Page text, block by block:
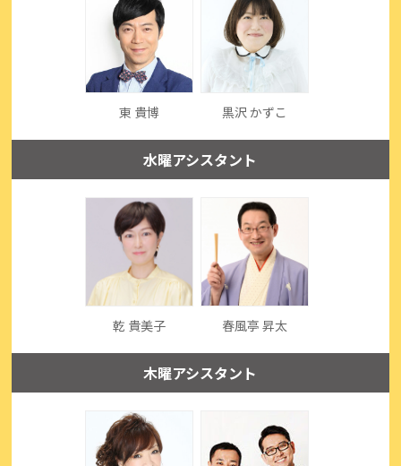
東 貴博 黒沢 かずこ
水曜アシスタント
乾 貴美子 春風亭 昇太
木曜アシスタント